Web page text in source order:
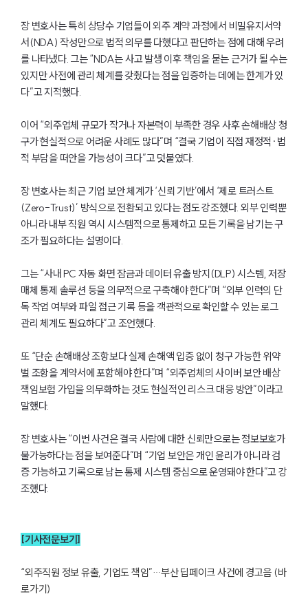
글로벌 파트너 로펌
장 변호사는 특히 상당수 기업들이 외주 계약 과정에서 비밀유지서약
서(NDA) 작성만으로 법적 의무를 다했다고 판단하는 점에 대해 우려
를 나타냈다. 그는 “NDA는 사고 발생 이후 책임을 묻는 근거가 될 수는
있지만 사전에 관리 체계를 갖췄다는 점을 입증하는 데에는 한계가 있
다”고 지적했다.
이어 “외주업체 규모가 작거나 자본력이 부족한 경우 사후 손해배상 청
구가 현실적으로 어려운 사례도 많다”며 “결국 기업이 직접 재정적·법
적 부담을 떠안을 가능성이 크다”고 덧붙였다.
장 변호사는 최근 기업 보안 체계가 ‘신뢰 기반’에서 ‘제로 트러스트
(Zero-Trust)’ 방식으로 전환되고 있다는 점도 강조했다. 외부 인력뿐
아니라 내부 직원 역시 시스템적으로 통제하고 모든 기록을 남기는 구
조가 필요하다는 설명이다.
그는 “사내 PC 자동 화면 잠금과 데이터 유출 방지(DLP) 시스템, 저장
매체 통제 솔루션 등을 의무적으로 구축해야 한다”며 “외부 인력의 단
독 작업 여부와 파일 접근 기록 등을 객관적으로 확인할 수 있는 로그
관리 체계도 필요하다”고 조언했다.
또 “단순 손해배상 조항보다 실제 손해액 입증 없이 청구 가능한 위약
벌 조항을 계약서에 포함해야 한다”며 “외주업체의 사이버 보안 배상
책임보험 가입을 의무화하는 것도 현실적인 리스크 대응 방안”이라고
말했다.
장 변호사는 “이번 사건은 결국 사람에 대한 신뢰만으로는 정보보호가
불가능하다는 점을 보여준다”며 “기업 보안은 개인 윤리가 아니라 검
증 가능하고 기록으로 남는 통제 시스템 중심으로 운영돼야 한다”고 강
조했다.
[기사전문보기]
“외주직원 정보 유출, 기업도 책임”…부산 딥페이크 사건에 경고음 (바
로가기)